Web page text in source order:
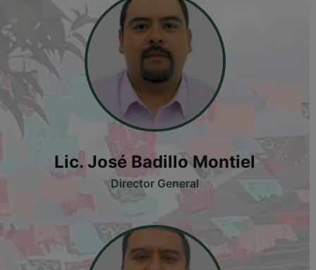
Lic. José Badillo Montiel
Director General